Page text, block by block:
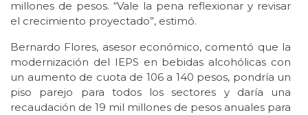
millones de pesos. “Vale la pena reflexionar y revisar
el crecimiento proyectado”, estimó.
Bernardo Flores, asesor económico, comentó que la
modernización del IEPS en bebidas alcohólicas con
un aumento de cuota de 106 a 140 pesos, pondría un
piso parejo para todos los sectores y daría una
recaudación de 19 mil millones de pesos anuales para